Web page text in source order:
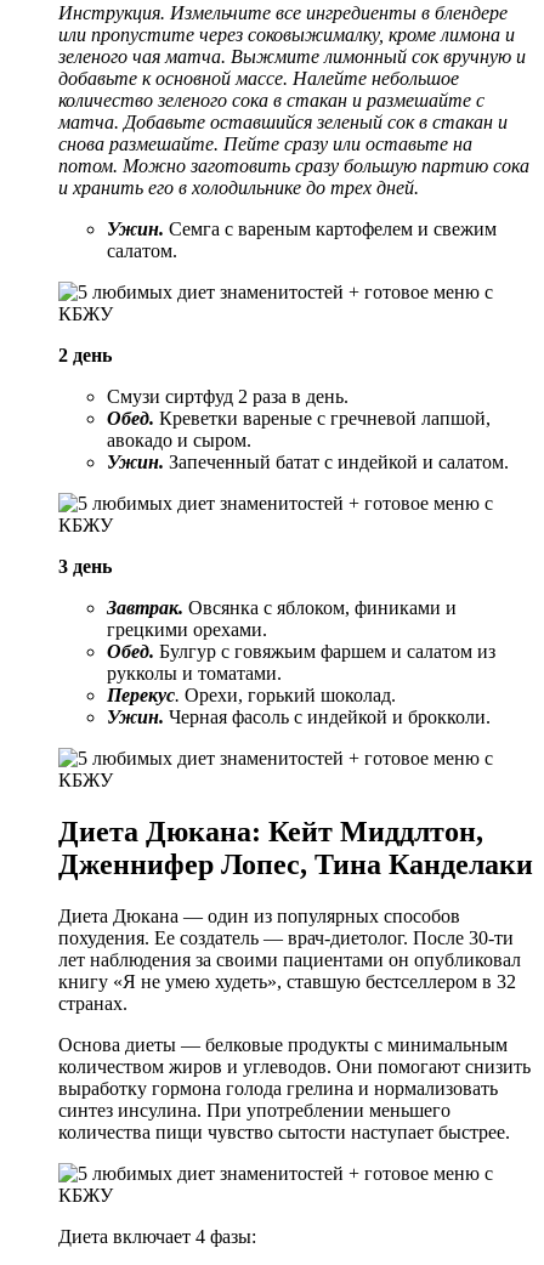
Инструкция. Измельчите все ингредиенты в блендере
или пропустите через соковыжималку, кроме лимона и
зеленого чая матча. Выжмите лимонный сок вручную и
добавьте к основной массе. Налейте небольшое
количество зеленого сока в стакан и размешайте с
матча. Добавьте оставшийся зеленый сок в стакан и
снова размешайте. Пейте сразу или оставьте на
потом. Можно заготовить сразу большую партию сока
и хранить его в холодильнике до трех дней.
Ужин. Семга с вареным картофелем и свежим
салатом.
2 день
Смузи сиртфуд 2 раза в день.
Обед. Креветки вареные с гречневой лапшой,
авокадо и сыром.
Ужин. Запеченный батат с индейкой и салатом.
3 день
Завтрак. Овсянка с яблоком, финиками и
грецкими орехами.
Обед. Булгур с говяжьим фаршем и салатом из
рукколы и томатами.
Перекус. Орехи, горький шоколад.
Ужин. Черная фасоль с индейкой и брокколи.
Диета Дюкана: Кейт Миддлтон,
Дженнифер Лопес, Тина Канделаки
Диета Дюкана — один из популярных способов
похудения. Ее создатель — врач-диетолог. После 30-ти
лет наблюдения за своими пациентами он опубликовал
книгу «Я не умею худеть», ставшую бестселлером в 32
странах.
Основа диеты — белковые продукты с минимальным
количеством жиров и углеводов. Они помогают снизить
выработку гормона голода грелина и нормализовать
синтез инсулина. При употреблении меньшего
количества пищи чувство сытости наступает быстрее.
Диета включает 4 фазы: